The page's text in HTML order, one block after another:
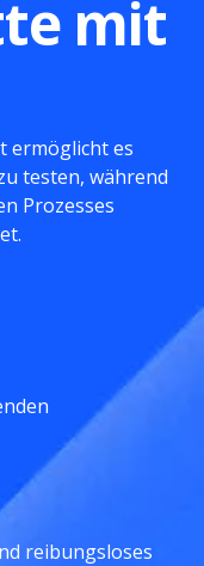
mit
ermöglicht es
testen, während
Prozesses
reibungsloses